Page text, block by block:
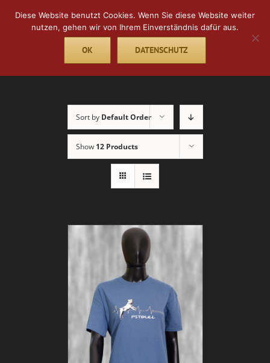
Sort by Default Order
Show 12 Products
Diese Website benutzt Cookies. Wenn Sie diese Website weiter
nutzen, gehen wir von Ihrem Einverständnis dafür aus.
OK DATENSCHUTZ